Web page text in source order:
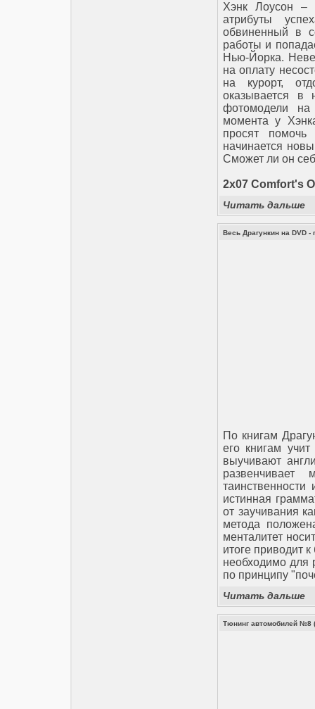
Хэнк Лоусон –
атрибуты
обвиненный в
работы и
Нью-Йорка.
на оплату
на курорт,
оказывается
фотомодели на
момента у
просят
начинается
Сможет ли он
2x07 Comfort's
Читать дальше
Весь Драгункин на DVD -
По книгам
его книгам
выучивают
истинная
от заучивания
метода
менталитет
итоге приводит
необходимо для
по принципу
Читать дальше
Тюнинг автомобилей №8